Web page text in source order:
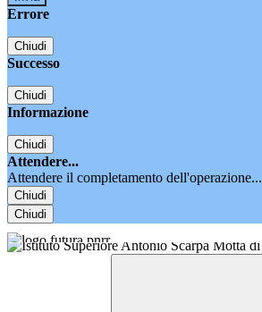
Errore
Chiudi
Successo
Chiudi
Informazione
Chiudi
Attendere...
Attendere il completamento dell'operazione...
Chiudi
Chiudi